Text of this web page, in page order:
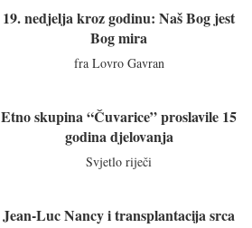
19. nedjelja kroz godinu: Naš Bog jest
Bog mira
fra Lovro Gavran
Etno skupina “Čuvarice” proslavile 15
godina djelovanja
Svjetlo riječi
Jean-Luc Nancy i transplantacija srca